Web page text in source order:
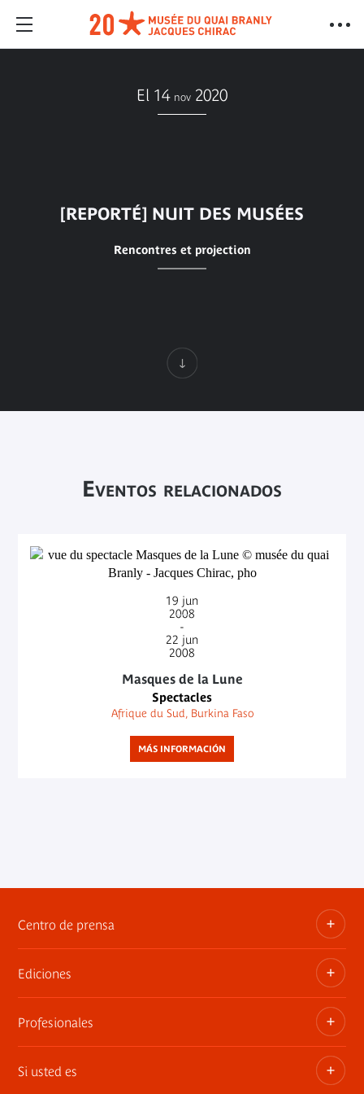
El 14 nov 2020
[REPORTÉ] NUIT DES MUSÉES
Rencontres et projection
Eventos relacionados
19 jun
2008
-
22 jun
2008
Masques de la Lune
Spectacles
Afrique du Sud, Burkina Faso
MÁS INFORMACIÓN
Centro de prensa
Dosieres, comunicados de prensa, anuncios de
exposiciones
Ediciones
Las publicaciones del museo
Profesionales
Privatiza los espacios
Si usted es